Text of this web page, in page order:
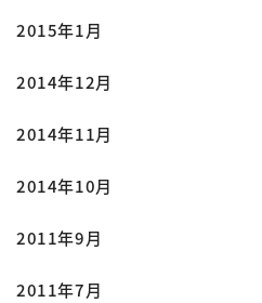
2015年1月
2014年12月
2014年11月
2014年10月
2011年9月
2011年7月